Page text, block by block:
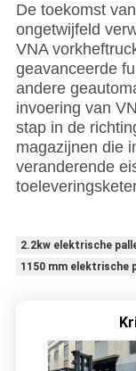
De toekomst
ongetwijfeld
VNA
geavanceerde
andere
invoering van
stap in de
magazijnen die
veranderende
2.2kw elektrische
1150 mm elektrische